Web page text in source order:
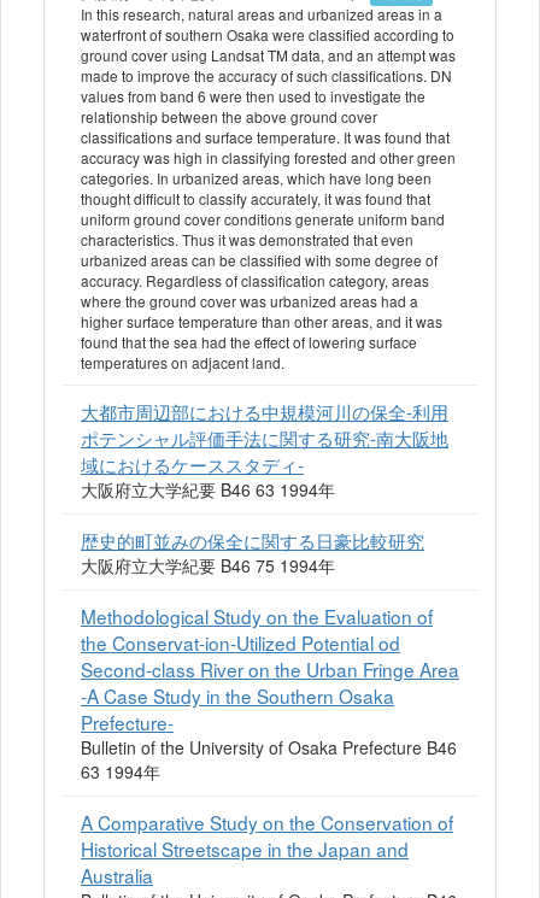
In this research, natural areas and urbanized areas in a
waterfront of southern Osaka were classified according to
ground cover using Landsat TM data, and an attempt was
made to improve the accuracy of such classifications. DN
values from band 6 were then used to investigate the
relationship between the above ground cover
classifications and surface temperature. It was found that
accuracy was high in classifying forested and other green
categories. In urbanized areas, which have long been
thought difficult to classify accurately, it was found that
uniform ground cover conditions generate uniform band
characteristics. Thus it was demonstrated that even
urbanized areas can be classified with some degree of
accuracy. Regardless of classification category, areas
where the ground cover was urbanized areas had a
higher surface temperature than other areas, and it was
found that the sea had the effect of lowering surface
temperatures on adjacent land.
大都市周辺部における中規模河川の保全-利用
ポテンシャル評価手法に関する研究-南大阪地
域におけるケーススタディ-
大阪府立大学紀要 B46 63 1994年
歴史的町並みの保全に関する日豪比較研究
大阪府立大学紀要 B46 75 1994年
Methodological Study on the Evaluation of
the Conservat-ion-Utilized Potential od
Second-class River on the Urban Fringe Area
-A Case Study in the Southern Osaka
Prefecture-
Bulletin of the University of Osaka Prefecture B46
63 1994年
A Comparative Study on the Conservation of
Historical Streetscape in the Japan and
Australia